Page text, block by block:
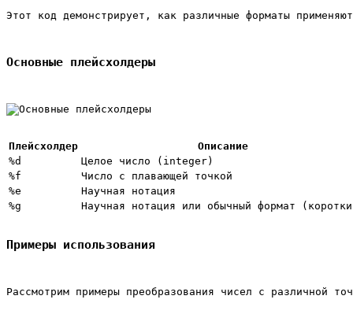
Этот код демонстрирует, как различные форматы
Основные плейсхолдеры
Плейсхолдер
Описание
%d
Целое число (integer)
%f
Число с плавающей точкой
%e
Научная нотация
%g
Научная нотация или обычный формат
Примеры использования
Рассмотрим примеры преобразования чисел с различной